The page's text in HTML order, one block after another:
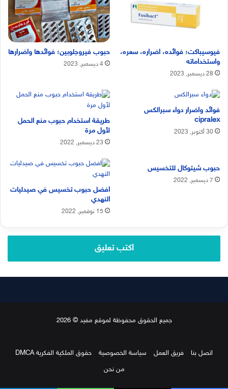
فيوسيباكت؛ فوائده، اضراره، سعره،
واستخداماته
28 ديسمبر, 2023
حبوب فيروجلوبين؛ فوائدها واضرارها
4 ديسمبر, 2023
فوائد واضرار دواء سبرالكس
cipralex
30 أكتوبر, 2023
طريقة استخدام حبوب منع الحمل
لأول مرة
23 ديسمبر, 2022
حبوب شيتوكال للتخسيس
7 ديسمبر, 2022
افضل حبوب تخسيس في صيدليات
النهدي
15 نوفمبر, 2022
اكتب تعليق
جميع الحقوق محفوظة لموقع مفيد © 2026
اتصل بنا فريق العمل سياسة الخصوصية
حقوق الملكية الفكرية DMCA
من نحن